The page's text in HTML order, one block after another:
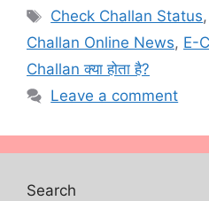
Tags
Check Challan Status,
Challan Online News, E-
Challan क्या होता है?
Leave a comment
Search